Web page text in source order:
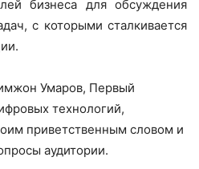
бизнеса для обсуждения
с которыми сталкивается
Умаров, Первый
технологий,
приветственным словом и
аудитории.